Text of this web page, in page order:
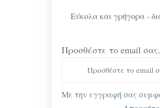
Εύκολα και γρήγορα -
Προσθέστε το email
Με την εγγραφή σας